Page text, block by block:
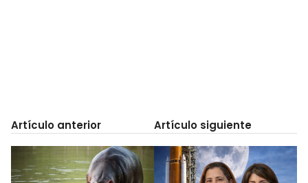
Artículo anterior Artículo siguiente